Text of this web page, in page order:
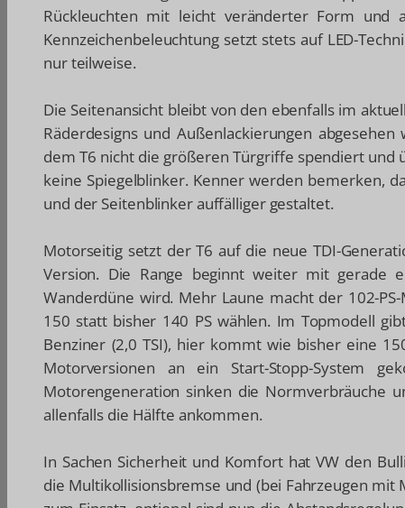
Rückleuchten mit leicht veränderter Form und
Kennzeichenbeleuchtung setzt stets auf LED-
nur teilweise.
Die Seitenansicht bleibt von den ebenfalls im
Räderdesigns und Außenlackierungen
dem T6 nicht die größeren Türgriffe spendiert und
keine Spiegelblinker. Kenner werden bemerken,
und der Seitenblinker auffälliger gestaltet.
Motorseitig setzt der T6 auf die neue TDI-
Version. Die Range beginnt weiter mit gerade
Wanderdüne wird. Mehr Laune macht der 102-
150 statt bisher 140 PS wählen. Im Topmodell
Benziner (2,0 TSI), hier kommt wie bisher eine
Motorversionen an ein Start-Stopp-System
Motorengeneration sinken die Normverbräuche
allenfalls die Hälfte ankommen.
In Sachen Sicherheit und Komfort hat VW den
die Multikollisionsbremse und (bei Fahrzeugen